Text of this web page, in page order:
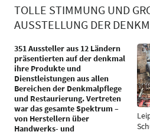
TOLLE STIMMUNG UND
USSTELLUNG DER
351 Aussteller aus 12 Ländern
präsentierten auf der denkmal
ihre Produkte und
Dienstleistungen aus allen
Bereichen der Denkmalpflege
und Restaurierung. Vertreten
war das gesamte Spektrum –
von Herstellern über
Handwerks- und